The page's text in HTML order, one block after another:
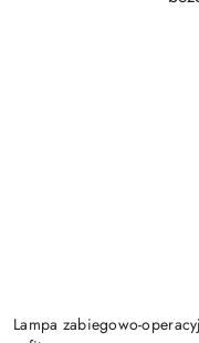
Lampa zabiegowo-